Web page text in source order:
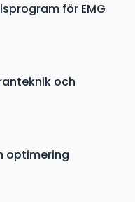
för EMG
och
optimering